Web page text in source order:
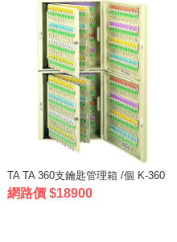
TA TA 360支鑰匙管理箱 /個 K-360
網路價 $18900